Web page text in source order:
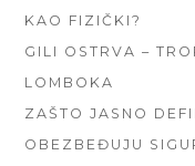
KAO FIZIČKI?
GILI OSTRVA –
LOMBOKA
ZAŠTO JASNO
OBEZBEĐUJU